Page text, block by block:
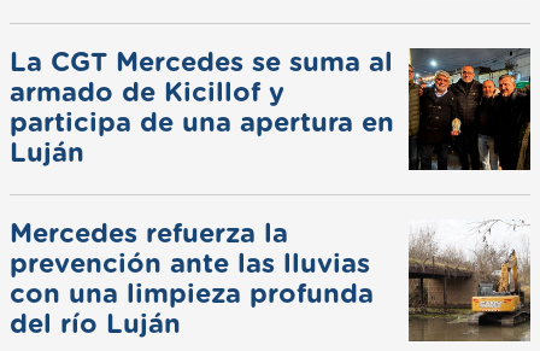
La CGT Mercedes se suma al
armado de Kicillof y
participa de una apertura en
Luján
Mercedes refuerza la
prevención ante las lluvias
con una limpieza profunda
del río Luján